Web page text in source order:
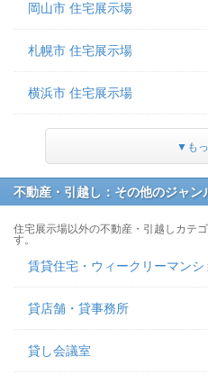
岡山市 住宅展示場
札幌市 住宅展示場
横浜市 住宅展示場
▼も
不動産・引越し：その他のジャン
住宅展示場以外の不動産・引越しカテ
す。
賃貸住宅・ウィークリーマンシ
貸店舗・貸事務所
貸し会議室